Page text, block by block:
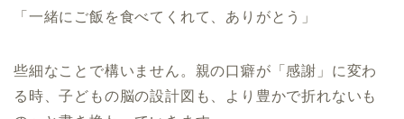
「一緒にご飯を食べてくれて、ありがとう」
些細なことで構いません。親の口癖が「感謝」に変わ
る時、子どもの脳の設計図も、より豊かで折れないも